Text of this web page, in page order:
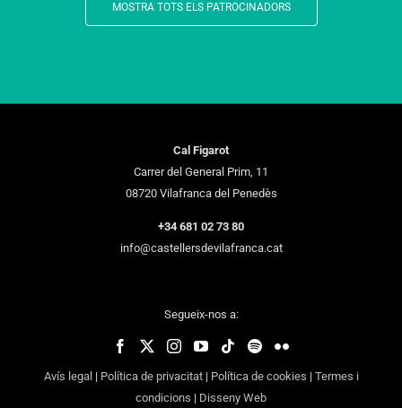
MOSTRA TOTS ELS PATROCINADORS
Cal Figarot
Carrer del General Prim, 11
08720 Vilafranca del Penedès
+34 681 02 73 80
info@castellersdevilafranca.cat
Segueix-nos a:
Avís legal | Política de privacitat| Política de cookies | Termes i
condicions | Disseny Web